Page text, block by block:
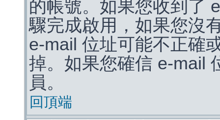
的帳號。如果您收到了
驟完成啟用，如果您沒
e-mail 位址可能不正確
掉。如果您確信 e-mail
員。
回頂端